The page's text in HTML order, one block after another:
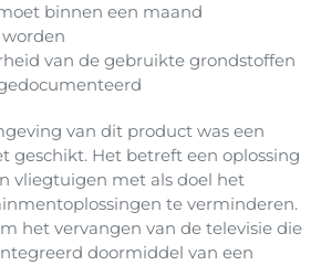
binnen een maand
van de gebruikte grondstoffen
van dit product was een
geschikt. Het betreft een oplossing
vliegtuigen met als doel het
te verminderen.
het vervangen van de televisie die
doormiddel van een